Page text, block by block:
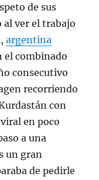
de sus
al ver el trabajo
argentina
el combinado
consecutivo
recorriendo
con
en poco
a una
un gran
de pedirle